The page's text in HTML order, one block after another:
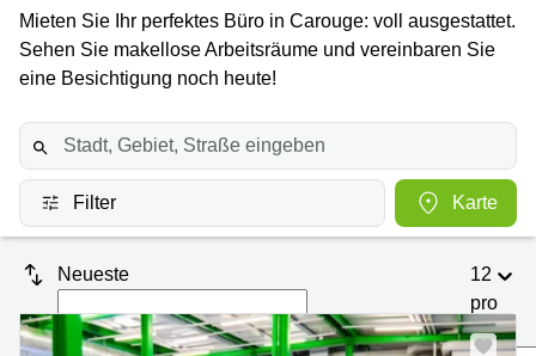
Büro
Business
Center
Virtuelle
Büros
Besprechungsräume
Coworking
Zürich
Zug
Coworking
Basel
Coworking
Lugano
Leutschenbachstrasse
95 Zürich
1 Zürich
Bahnhofstrasse
10 Zürich
Bahnhofstrasse
41 Zürich
Über uns
Preis
Anmelden
Sprache wählen
French
Mieten Sie Ihr perfektes Büro in Carouge: voll ausgestattet.
Sehen Sie makellose Arbeitsräume und vereinbaren Sie
eine Besichtigung noch heute!
Filter Karte
Neueste
12
pro
Seite